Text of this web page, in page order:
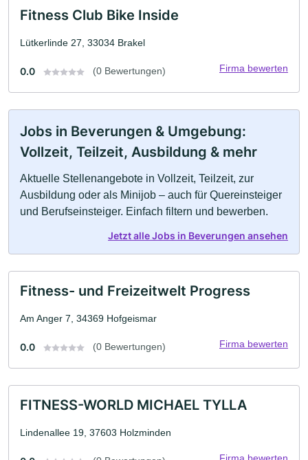
Fitness Club Bike Inside
Lütkerlinde 27, 33034 Brakel
0.0 (0 Bewertungen) Firma bewerten
Jobs in Beverungen & Umgebung:
Vollzeit, Teilzeit, Ausbildung & mehr
Aktuelle Stellenangebote in Vollzeit, Teilzeit, zur
Ausbildung oder als Minijob – auch für Quereinsteiger
und Berufseinsteiger. Einfach filtern und bewerben.
Jetzt alle Jobs in Beverungen ansehen
Fitness- und Freizeitwelt Progress
Am Anger 7, 34369 Hofgeismar
0.0 (0 Bewertungen) Firma bewerten
FITNESS-WORLD MICHAEL TYLLA
Lindenallee 19, 37603 Holzminden